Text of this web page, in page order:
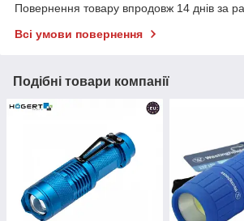
Повернення товару впродовж 14 днів за
Всі умови повернення
Подібні товари компанії